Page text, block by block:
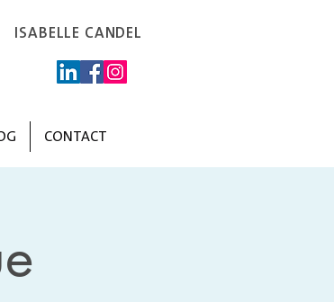
ISABELLE CANDEL
CONTACT